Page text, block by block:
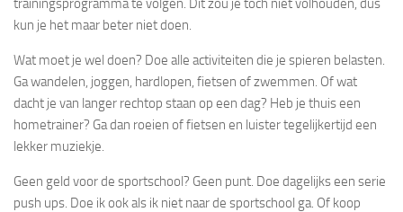
trainingsprogramma te volgen. Dit zou je toch niet volhouden, dus
kun je het maar beter niet doen.
Wat moet je wel doen? Doe alle activiteiten die je spieren belasten.
Ga wandelen, joggen, hardlopen, fietsen of zwemmen. Of wat
dacht je van langer rechtop staan op een dag? Heb je thuis een
hometrainer? Ga dan roeien of fietsen en luister tegelijkertijd een
lekker muziekje.
Geen geld voor de sportschool? Geen punt. Doe dagelijks een serie
push ups. Doe ik ook als ik niet naar de sportschool ga. Of koop